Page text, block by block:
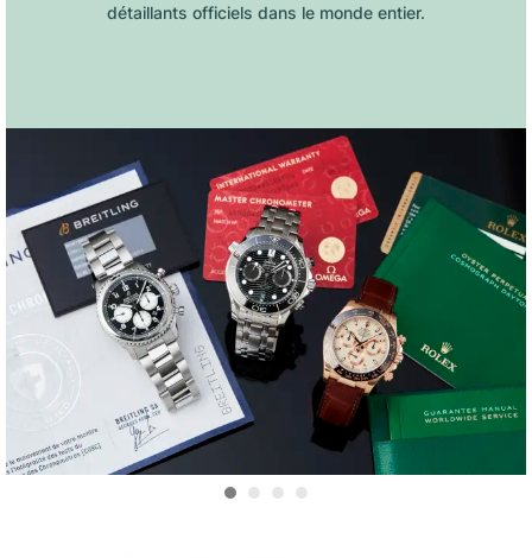
détaillants officiels dans le monde entier.